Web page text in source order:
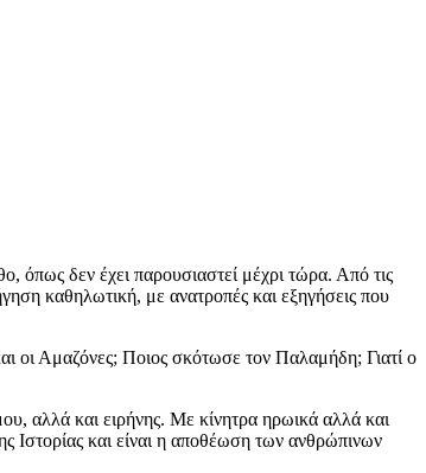
όπως δεν έχει παρουσιαστεί μέχρι τώρα. Από τις
καθηλωτική, με ανατροπές και εξηγήσεις που
οι Αμαζόνες; Ποιος σκότωσε τον Παλαμήδη; Γιατί ο
αλλά και ειρήνης. Με κίνητρα ηρωικά αλλά και
Ιστορίας και είναι η αποθέωση των ανθρώπινων